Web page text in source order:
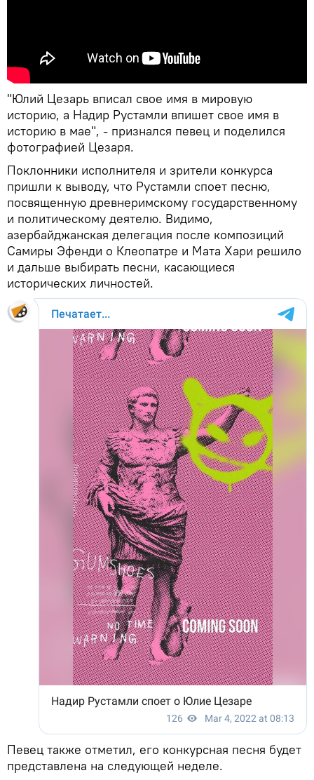
"Юлий Цезарь вписал свое имя в мировую
историю, а Надир Рустамли впишет свое имя в
историю в мае", - признался певец и поделился
фотографией Цезаря.
Поклонники исполнителя и зрители конкурса
пришли к выводу, что Рустамли споет песню,
посвященную древнеримскому государственному
и политическому деятелю. Видимо,
азербайджанская делегация после композиций
Самиры Эфенди о Клеопатре и Мата Хари решило
и дальше выбирать песни, касающиеся
исторических личностей.
Певец также отметил, его конкурсная песня будет
представлена на следующей неделе.